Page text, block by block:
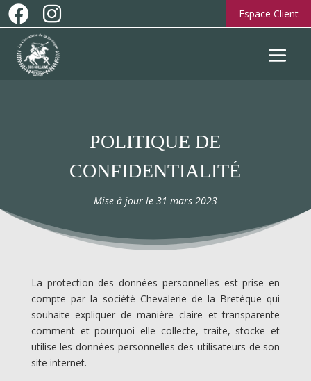
  Espace Client
POLITIQUE DE
CONFIDENTIALITÉ
Mise à jour le 31 mars 2023
La protection des données personnelles est prise en
compte par la société Chevalerie de la Bretèque qui
souhaite expliquer de manière claire et transparente
comment et pourquoi elle collecte, traite, stocke et
utilise les données personnelles des utilisateurs de son
site internet.